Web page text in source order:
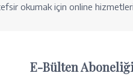
okumak için online
E-Bülten